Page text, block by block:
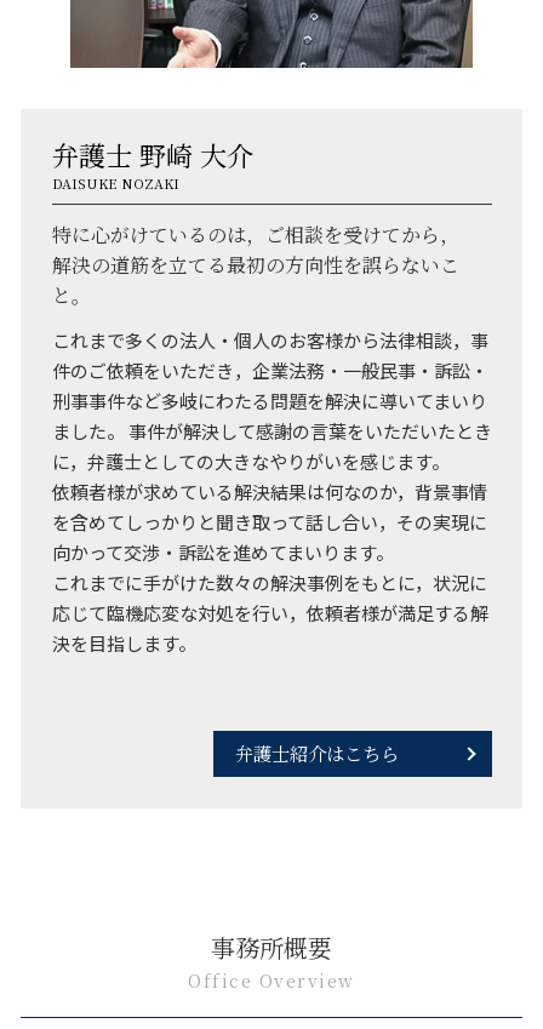
弁護士 野崎 大介
DAISUKE NOZAKI
特に心がけているのは，ご相談を受けてから，
解決の道筋を立てる最初の方向性を誤らないこ
と。
これまで多くの法人・個人のお客様から法律相談，事
件のご依頼をいただき，企業法務・一般民事・訴訟・
刑事事件など多岐にわたる問題を解決に導いてまいり
ました。 事件が解決して感謝の言葉をいただいたとき
に，弁護士としての大きなやりがいを感じます。
依頼者様が求めている解決結果は何なのか，背景事情
を含めてしっかりと聞き取って話し合い，その実現に
向かって交渉・訴訟を進めてまいります。
これまでに手がけた数々の解決事例をもとに，状況に
応じて臨機応変な対処を行い，依頼者様が満足する解
決を目指します。
弁護士紹介はこちら
事務所概要
Office Overview